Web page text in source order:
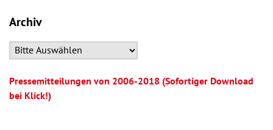
Archiv
Pressemitteilungen von 2006-2018 (Sofortiger Download
bei Klick!)